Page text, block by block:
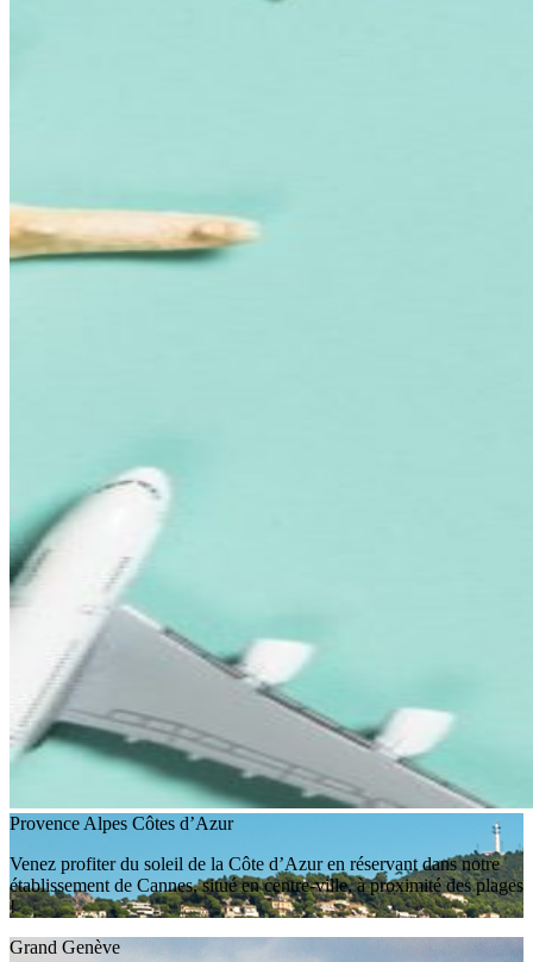
Provence Alpes Côtes d’Azur
Venez profiter du soleil de la Côte d’Azur en réservant dans notre
établissement de Cannes, situé en centre-ville, à proximité des plages
!
Grand Genève